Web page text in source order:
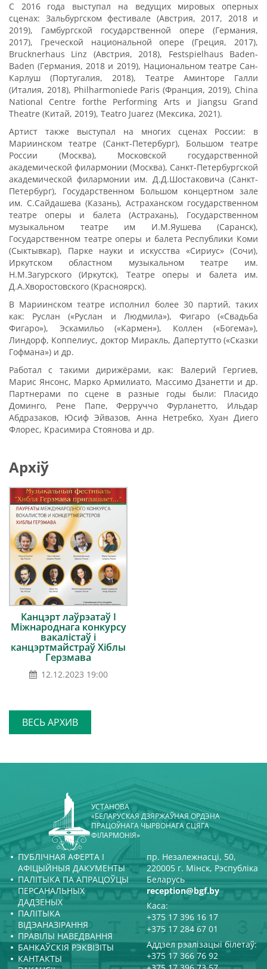
С 2016 года выступал на ведущих мировых оперных
сценах: Зальбургском фестивале (Австрия, 2017, 2018 и
2019), Гамбургской государственной опере (Германия,
2017), Греческой национальной опере (Греция, 2017),
Brucknerhaus Linz (Австрия, 2018), Festspielhaus Baden-
Baden (Германия, 2018 и 2019), Национальном театре Сан-
Карлуш (Португалия, 2018), Театре Аминторе Галли
(Италия, 2018), Philharmoniede Paris (Франция, 2019), China
National Centre forthe Performing Arts и Jiangsu Grand
Theatre (Китай, 2019), Teatro Juarez (Мексика, 2021).
Артист также выступал на многих сценах России: в
Мариинском театре (Санкт-Петербург), Большом театре
России (Москва), Московской государственной
академической филармонии (Москва), Cанкт-Петербургской
академической филармонии им. Д.Д.Шостаковича (Санкт-
Петербург), Государственном Большом концертном зале
им. С.Сайдашева (Казань), Астраханском государственном
театре оперы и балета (Астрахань), Государственном
музыкальном театре им И.М.Яушева (Саранск),
Государственном театре оперы и балета Республики Коми
(Сыктывкар), Парке науки и искусства «Сириус» (Сочи),
Иркутском областном музыкальном театре им.
Н.М.Загурского (Иркутск), Театре оперы и балета им.
Д.А.Хворостовского (Красноярск).
В Мариинском театре исполнил более 30 партий, таких
как: Руслан («Руслан и Людмила»), Фигаро («Свадьба
Фигаро»), Эскамильо («Кармен»), Коллен («Богема»),
Линдорф, Коппелиус, доктор Миракль, Дапертутто («Сказки
Гофмана») и др.
Работал с такими дирижёрами, как: Валерий Гергиев,
Марис Янсонс, Марко Армилиато, Массимо Дзанетти и др.
Партнерами по сцене в разные годы были: Пласидо
Доминго, Рене Папе, Ферруччо Фурланетто, Ильдар
Абдразаков, Юсиф Эйвазов, Анна Нетребко, Хуан Диего
Флорес, Красимира Стоянова и др.
Архіў
Канцэрт лаўрэатаў I
Міжнароднага конкурсу
вакалістаў і
канцэртмайстраў Хіблы
Герзмава
12.12.2023 19:00
ВЕСЬ АРХИВ
УСТАНОВА
«БЕЛАРУСКАЯ ДЗЯРЖАЎНАЯ ОРДЭНА
ПРАЦОЎНАГА ЧЫРВОНАГА СЦЯГА
ФІЛАРМОНІЯ»
ПУБЛІЧНАЯ АФЕРТА І
АФІЦЫЙНЫЯ ДАКУМЕНТЫ
ПАЛІТЫКА ПА АПРАЦОЎЦЫ
ПЕРСАНАЛЬНЫХ
ДАДЗЕНЫХ
ПАЛІТЫКА
ВІДЭАНАЗІРАННЯ
ПРАВІЛЫ НАВЕДВАННЯ
БАНКАЎСКІЯ РЭКВІЗІТЫ
КАНТАКТЫ
пр. Незалежнасці, 50,
220005 г. Мінск, Рэспубліка
Беларусь
reception@bgf.by
Каса:
+375 17 396 16 17
+375 17 284 67 01
Аддзел рэалізацыі білетаў:
+375 17 366 76 92